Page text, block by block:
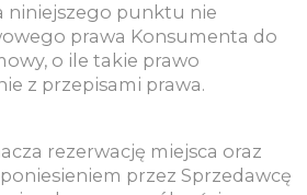
niniejszego punktu nie
prawa Konsumenta do
o ile takie prawo
z przepisami prawa.
rezerwację miejsca oraz
przez Sprzedawcę